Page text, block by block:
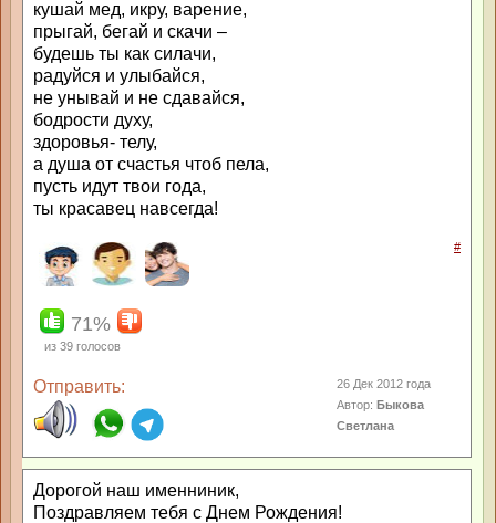
кушай мед, икру, варение,
прыгай, бегай и скачи –
будешь ты как силачи,
радуйся и улыбайся,
не унывай и не сдавайся,
бодрости духу,
здоровья- телу,
а душа от счастья чтоб пела,
пусть идут твои года,
ты красавец навсегда!
#
71%
из 39 голосов
Отправить:
26 Дек 2012 года
Автор:Быкова
Светлана
Дорогой наш именниник,
Поздравляем тебя с Днем Рождения!